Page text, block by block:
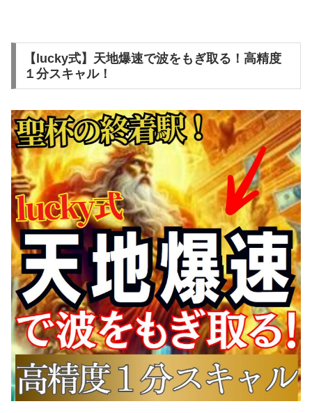
【lucky式】天地爆速で波をもぎ取る！高精度
１分スキャル！